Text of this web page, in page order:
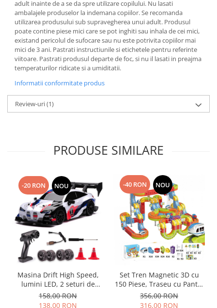
adult inainte de a se da spre utilizare copilului. Nu lasati
ambalajele produselor la indemana copiilor. Se recomanda
utilizarea produsului sub supravegherea unui adult. Produsul
poate contine piese mici care se pot inghiti sau inhala de cei mici,
existand pericolul de sufocare sau nu este potrivita copiilor mai
mici de 3 ani. Pastrati instructiunile si etichetele pentru referinte
viitoare. Pastrati produsul departe de foc, si nu il lasati in preajma
temperaturilor ridicate si a umiditatii.
Informatii conformitate produs
Review-uri(1)
PRODUSE SIMILARE
-20 RON NOU
Masina Drift High Speed,
lumini LED, 2 seturi de
Anvelope, pentru Copii +8
ani si Adulti , acumulator
158,00 RON
138,00 RON
-40 RON NOU
Set Tren Magnetic 3D cu
150 Piese, Traseu cu Pante,
Buclă, Poduri și Cuburi
Colorate, Jucarie Educativa,
356,00 RON
316,00 RON